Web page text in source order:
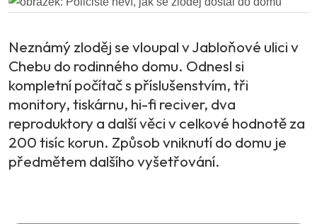
Neznámý zloděj se vloupal v Jabloňové ulici v
Chebu do rodinného domu. Odnesl si
kompletní počítač s příslušenstvím, tři
monitory, tiskárnu, hi-fi reciver, dva
reproduktory a další věci v celkové hodnotě za
200 tisíc korun. Způsob vniknutí do domu je
předmětem dalšího vyšetřování.